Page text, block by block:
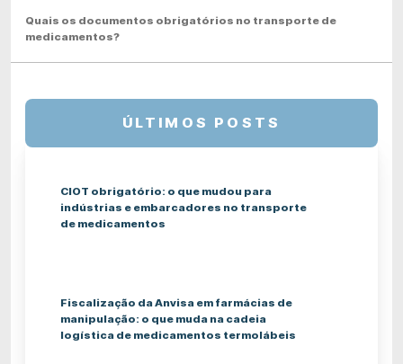
Quais os documentos obrigatórios no transporte de
medicamentos?
ÚLTIMOS POSTS
CIOT obrigatório: o que mudou para
indústrias e embarcadores no transporte
de medicamentos
Fiscalização da Anvisa em farmácias de
manipulação: o que muda na cadeia
logística de medicamentos termolábeis